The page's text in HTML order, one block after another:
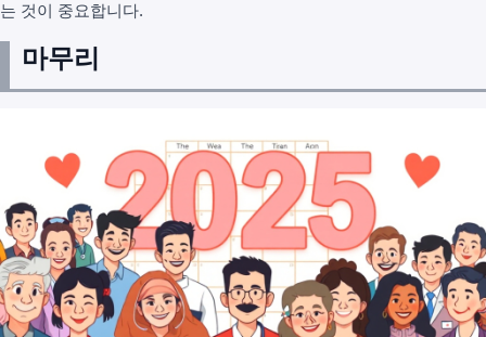
는 것이 중요합니다.
마무리